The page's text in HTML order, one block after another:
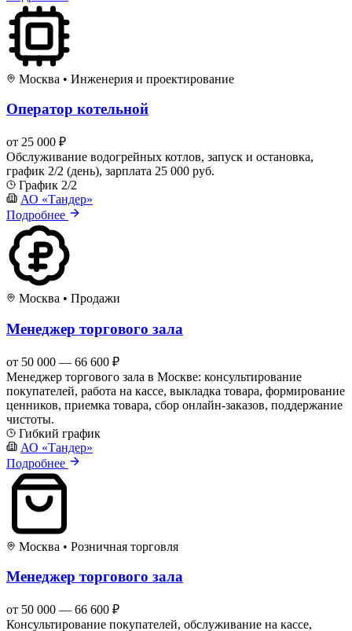
Москва • Инженерия и проектирование
Оператор котельной
от 25 000 ₽
Обслуживание водогрейных котлов, запуск и остановка,
график 2/2 (день), зарплата 25 000 руб.
График 2/2
АО «Тандер»
Подробнее
Москва • Продажи
Менеджер торгового зала
от 50 000 — 66 600 ₽
Менеджер торгового зала в Москве: консультирование
покупателей, работа на кассе, выкладка товара, формирование
ценников, приемка товара, сбор онлайн-заказов, поддержание
чистоты.
Гибкий график
АО «Тандер»
Подробнее
Москва • Розничная торговля
Менеджер торгового зала
от 50 000 — 66 600 ₽
Консультирование покупателей, обслуживание на кассе,